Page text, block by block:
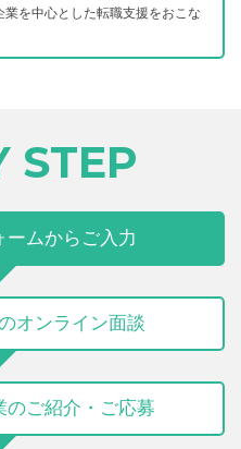
を中心とした転職支援をおこな
STEP
ームからご入力
オンライン面談
のご紹介・ご応募